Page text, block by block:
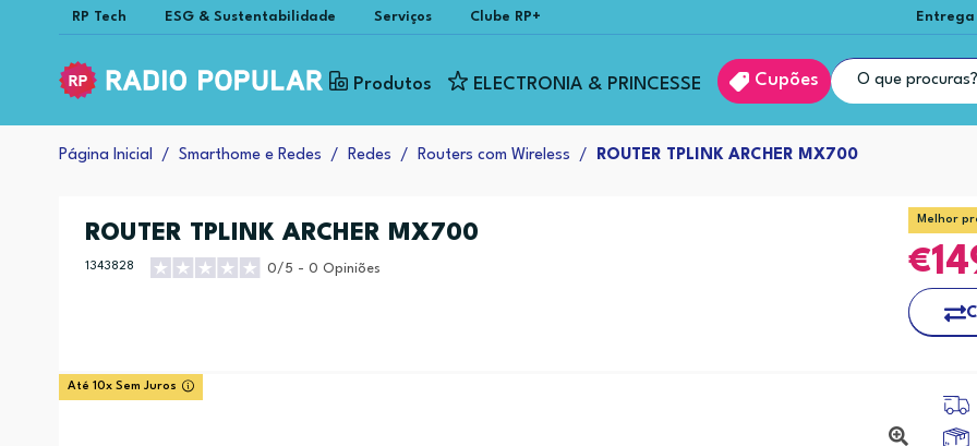
RP Tech ESG & Sustentabilidade Serviços Clube RP+
Produtos ELECTRONIA & PRINCESSE Cupões
Página Inicial Smarthome e Redes Redes Routers com Wireless ROUTER TPLINK ARCHER MX700
ROUTER TPLINK ARCHER MX700
1343828 0/5 - 0 Opiniões
Melhor
Até 10x Sem Juros